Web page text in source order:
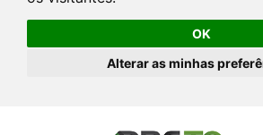
OK
Alterar as minhas